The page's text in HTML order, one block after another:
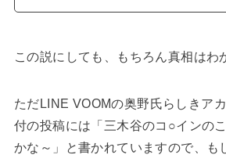
この説にしても、もちろん真相はわ
ただLINE VOOMの奥野氏らしきア
付の投稿には「三木谷のコ○インの
かな～」と書かれていますので、も